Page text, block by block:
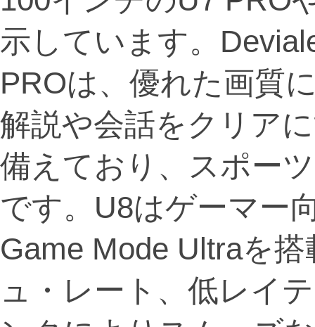
示しています。
PROは、優れた画質
解説や会話をクリア
備えており、スポー
です。U8はゲーマー
Game Mode Ultraを
ュ・レート、低レイ